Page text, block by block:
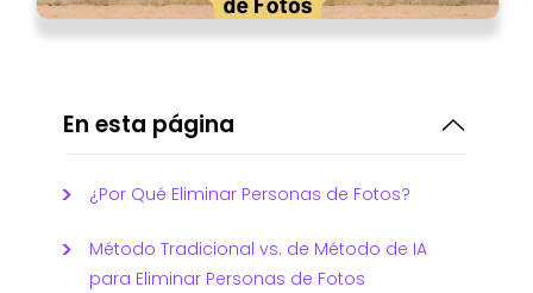
En esta página
¿Por Qué Eliminar Personas de Fotos?
Método Tradicional vs. de Método de IA
para Eliminar Personas de Fotos